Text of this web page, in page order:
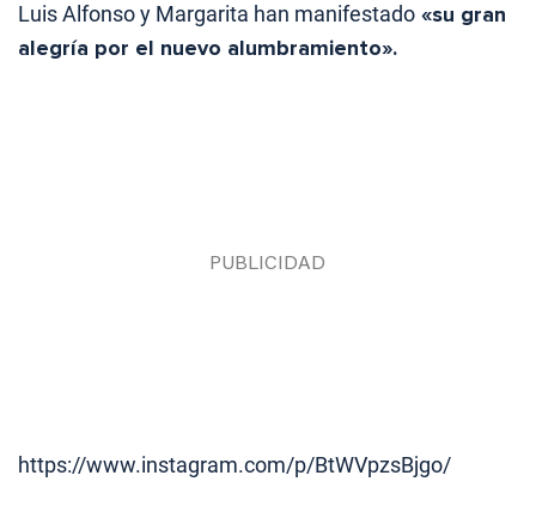
Luis Alfonso y Margarita han manifestado «su gran
alegría por el nuevo alumbramiento».
https://www.instagram.com/p/BtWVpzsBjgo/